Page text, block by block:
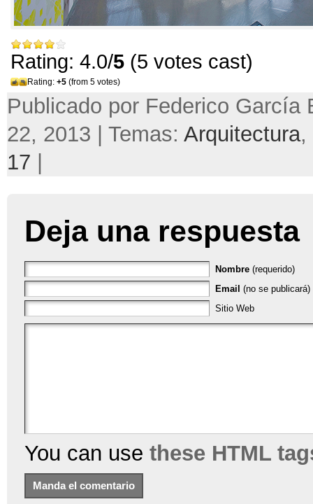
Rating: 4.0/5 (5 votes cast)
Rating: +5 (from 5 votes)
Publicado por Federico García
22, 2013 | Temas: Arquitectura,
17
Deja una respuesta
Nombre (requerido)
Email (no se publicará)
Sitio Web
You can use these HTML